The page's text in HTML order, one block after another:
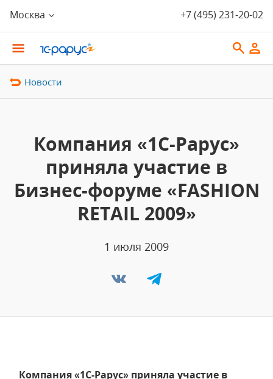
Москва +7 (495) 231-20-02
Новости
Компания «1С-Рарус»
приняла участие в
Бизнес-форуме «FASHION
RETAIL 2009»
1 июля 2009
Компания «1С-Рарус» приняла участие в